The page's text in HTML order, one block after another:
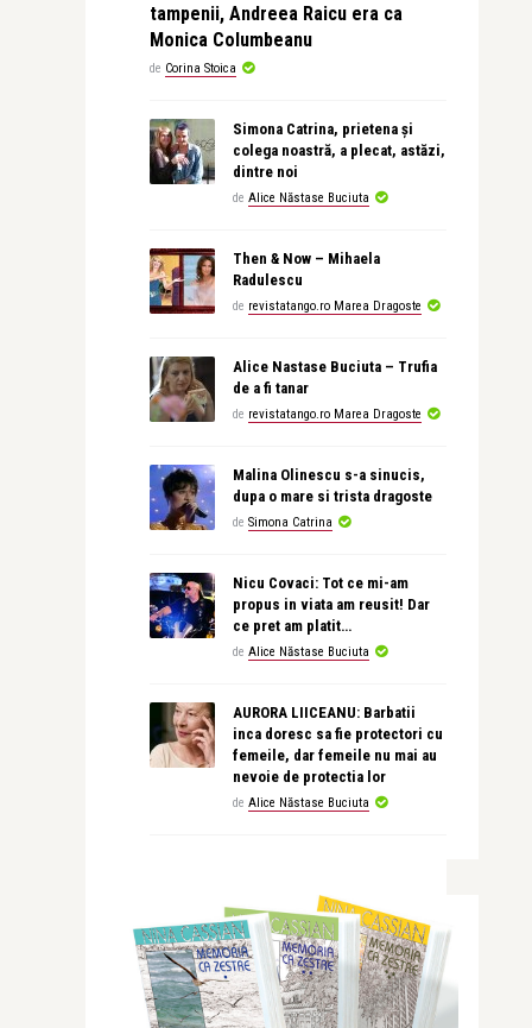
tampenii, Andreea Raicu era ca
Monica Columbeanu
de Corina Stoica
Simona Catrina, prietena și
colega noastră, a plecat, astăzi,
dintre noi
de Alice Năstase Buciuta
Then & Now – Mihaela
Radulescu
de revistatango.ro Marea Dragoste
Alice Nastase Buciuta – Trufia
de a fi tanar
de revistatango.ro Marea Dragoste
Malina Olinescu s-a sinucis,
dupa o mare si trista dragoste
de Simona Catrina
Nicu Covaci: Tot ce mi-am
propus in viata am reusit! Dar
ce pret am platit…
de Alice Năstase Buciuta
AURORA LIICEANU: Barbatii
inca doresc sa fie protectori cu
femeile, dar femeile nu mai au
nevoie de protectia lor
de Alice Năstase Buciuta